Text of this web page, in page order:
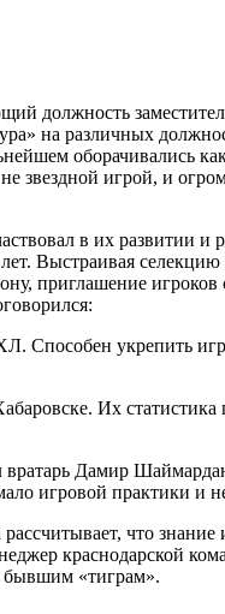
должность
на различных
игрой, и
в их развитии
Выстраивая
приглашение
укрепить
Их
Дамир
игровой практики и
что
краснодарской
бывшим «тиграм».